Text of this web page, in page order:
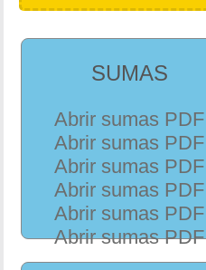
SUMAS
Abrir sumas PDF
Abrir sumas PDF
Abrir sumas PDF
Abrir sumas PDF
Abrir sumas PDF
Abrir sumas PDF